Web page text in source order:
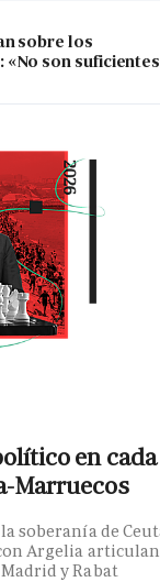
sobre los
son
en cada
Marruecos
soberanía de
Argelia articulan
y Rabat